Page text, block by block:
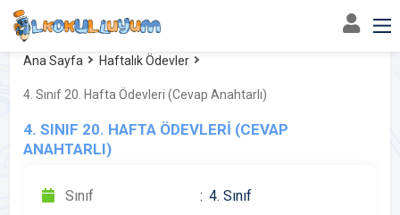
Ana Sayfa Haftalık Ödevler
4. Sınıf 20. Hafta Ödevleri (Cevap Anahtarlı)
4. SINIF 20. HAFTA ÖDEVLERİ (CEVAP
ANAHTARLI)
Sınıf 4. Sınıf